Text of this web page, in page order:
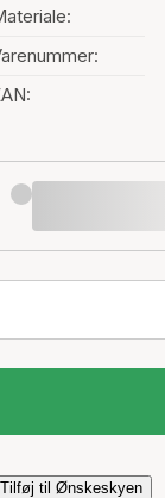
Tilføj til Ønskeskyen